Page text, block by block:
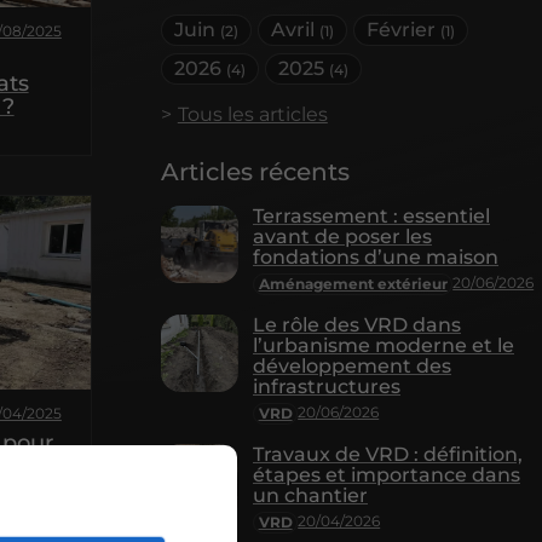
Juin (2) Avril (1) Février (1)
2026 (4) 2025 (4)
Tous les articles
Articles récents
Aménagement extérieur 20/06/2026
Terrassement : essentiel
avant de poser les
fondations d’une maison
VRD 20/06/2026
Le rôle des VRD dans
l’urbanisme moderne et le
développement des
infrastructures
VRD 20/04/2026
Travaux de VRD : définition,
étapes et importance dans
un chantier
2025
04/2025